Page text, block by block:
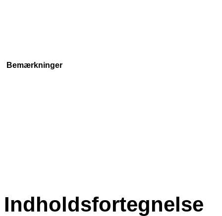
Bemærkninger
Indholdsfortegnelse